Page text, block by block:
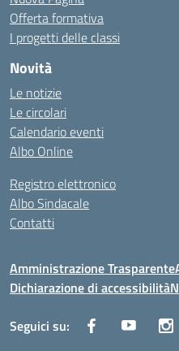
Offerta formativa
I progetti delle classi
Novità
Le notizie
Le circolari
Calendario eventi
Albo Online
Registro elettronico
Albo Sindacale
Contatti
Amministrazione Trasparente
Dichiarazione di accessibilità
Seguici su: